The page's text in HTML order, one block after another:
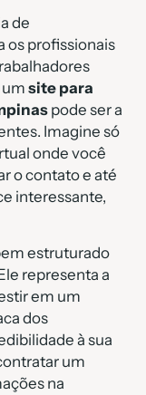
de
os profissionais
site para
pode ser a
Imagine só
onde você
o contato e até
interessante,
estruturado
representa a
em um
dos
à sua
um
na